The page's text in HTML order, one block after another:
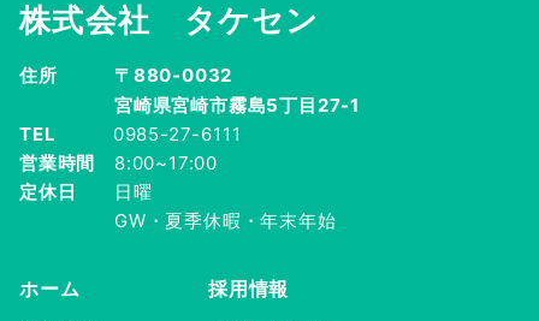
株式会社 タケセン
住所 〒880-0032
宮崎県宮崎市霧島5丁目27-1
TEL 0985-27-6111
営業時間 8:00~17:00
定休日
日曜
GW・夏季休暇・年末年始
ホーム
採用情報